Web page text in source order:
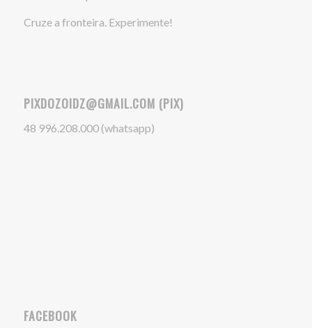
Cruze a fronteira. Experimente!
PIXDOZOIDZ@GMAIL.COM (PIX)
48 996.208.000 (whatsapp)
FACEBOOK